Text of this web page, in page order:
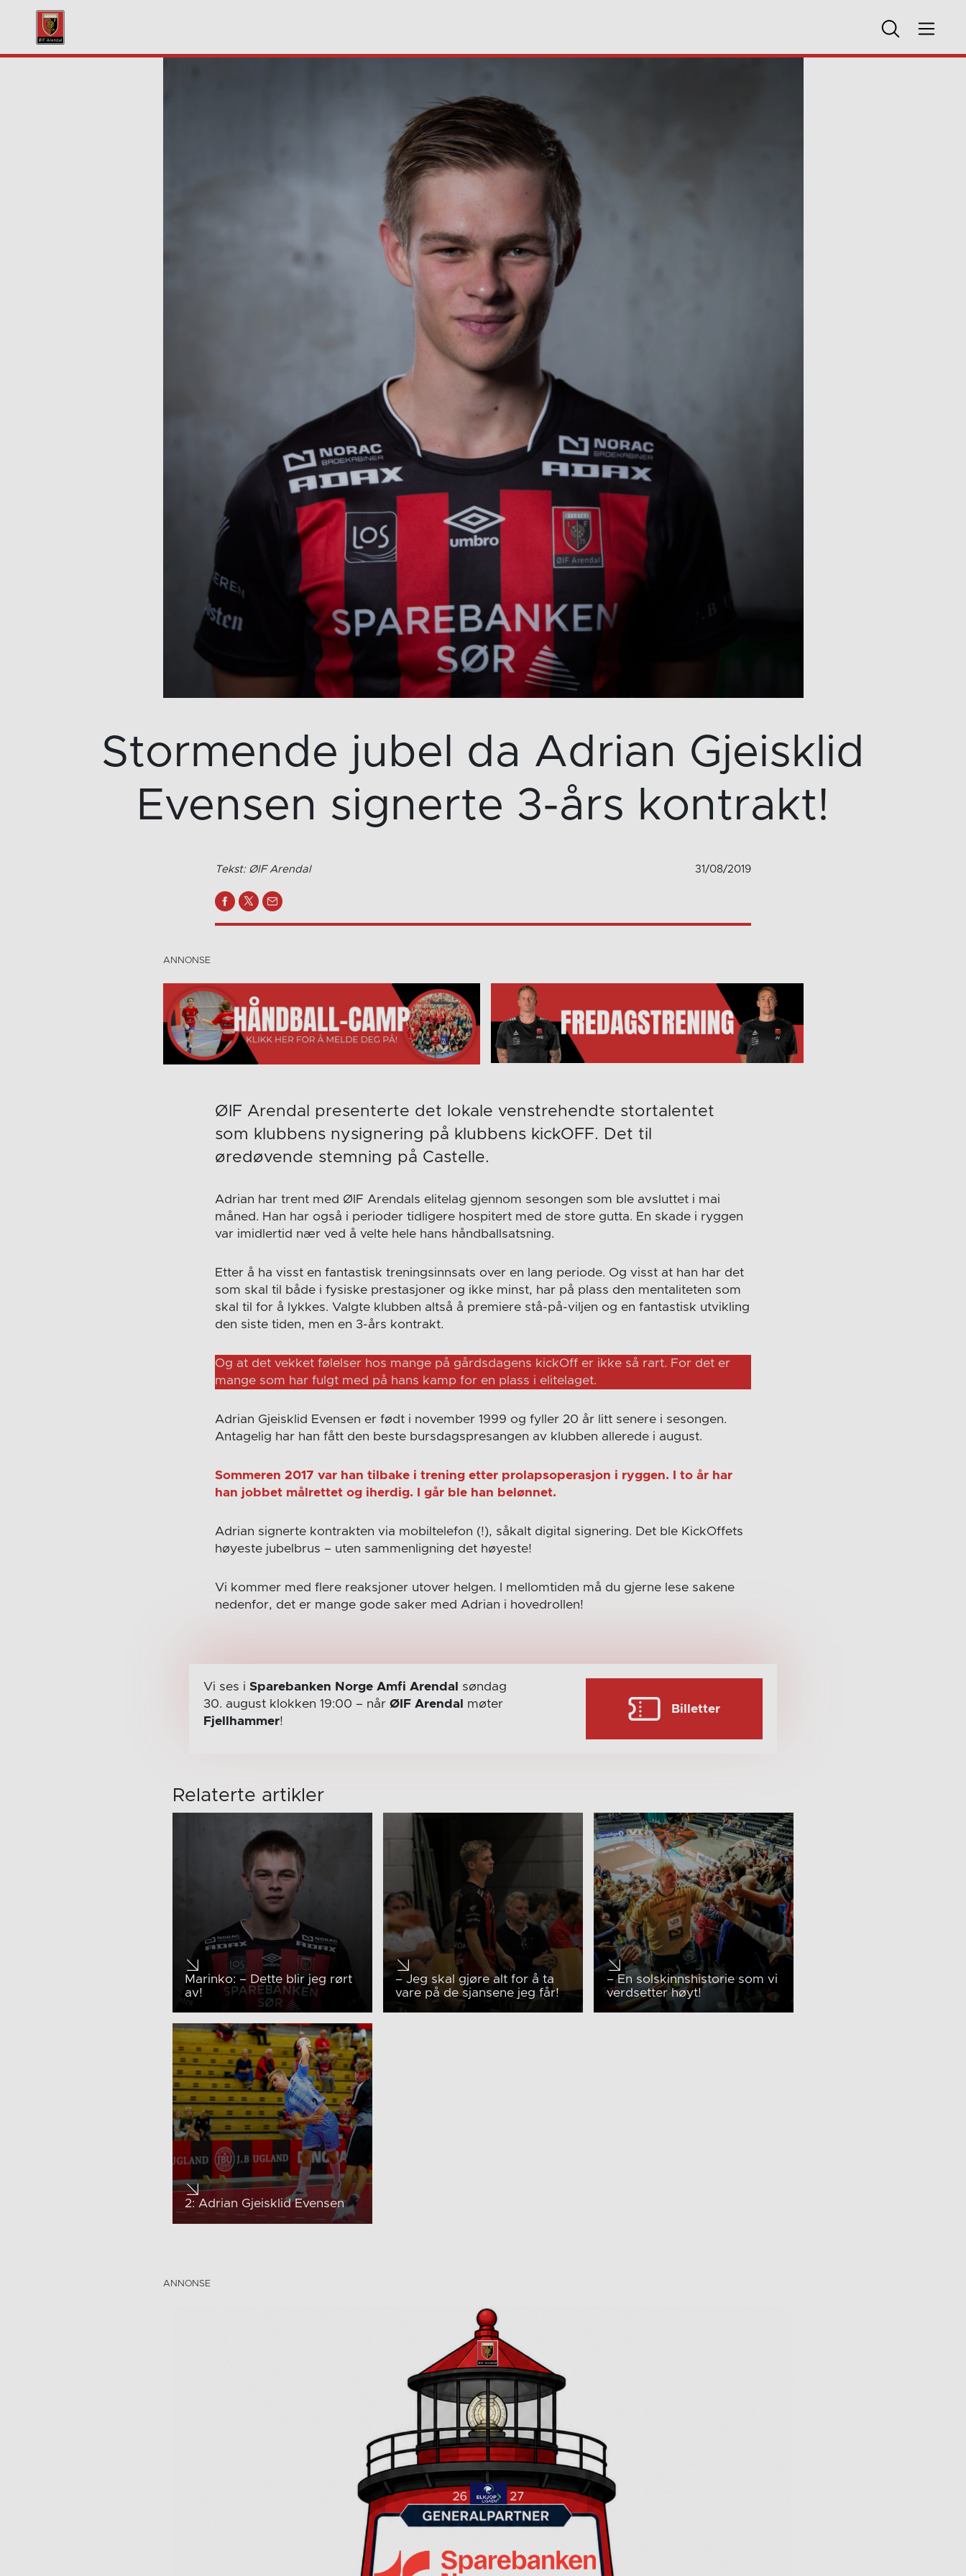
Stormende jubel da Adrian Gjeisklid
Evensen signerte 3-års kontrakt!
Tekst: ØIF Arendal 31/08/2019
ØIF Arendal presenterte det lokale venstrehendte stortalentet
som klubbens nysignering på klubbens kickOFF. Det til
øredøvende stemning på Castelle.
Adrian har trent med ØIF Arendals elitelag gjennom sesongen som ble avsluttet i mai
måned. Han har også i perioder tidligere hospitert med de store gutta. En skade i ryggen
var imidlertid nær ved å velte hele hans håndballsatsning.
Etter å ha visst en fantastisk treningsinnsats over en lang periode. Og visst at han har det
som skal til både i fysiske prestasjoner og ikke minst, har på plass den mentaliteten som
skal til for å lykkes. Valgte klubben altså å premiere stå-på-viljen og en fantastisk utvikling
den siste tiden, men en 3-års kontrakt.
Og at det vekket følelser hos mange på gårdsdagens kickOff er ikke så rart. For det er
mange som har fulgt med på hans kamp for en plass i elitelaget.
Adrian Gjeisklid Evensen er født i november 1999 og fyller 20 år litt senere i sesongen.
Antagelig har han fått den beste bursdagspresangen av klubben allerede i august.
Sommeren 2017 var han tilbake i trening etter prolapsoperasjon i ryggen. I to år har
han jobbet målrettet og iherdig. I går ble han belønnet.
Adrian signerte kontrakten via mobiltelefon (!), såkalt digital signering. Det ble KickOffets
høyeste jubelbrus – uten sammenligning det høyeste!
Vi kommer med flere reaksjoner utover helgen. I mellomtiden må du gjerne lese sakene
nedenfor, det er mange gode saker med Adrian i hovedrollen!
Vi ses i Sparebanken Norge Amfi Arendal
søndag
30. august klokken 19:00 – når ØIF Arendal
møter
Fjellhammer!
Billetter
Relaterte artikler
Marinko: – Dette blir jeg rørt
av!
– Jeg skal gjøre alt for å ta
vare på de sjansene jeg får!
– En solskinnshistorie som vi
verdsetter høyt!
2: Adrian Gjeisklid Evensen